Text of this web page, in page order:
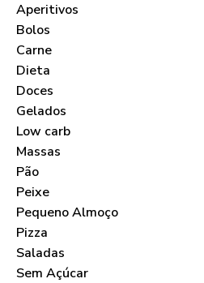
Aperitivos
Bolos
Carne
Dieta
Doces
Gelados
Low carb
Massas
Pão
Peixe
Pequeno Almoço
Pizza
Saladas
Sem Açúcar